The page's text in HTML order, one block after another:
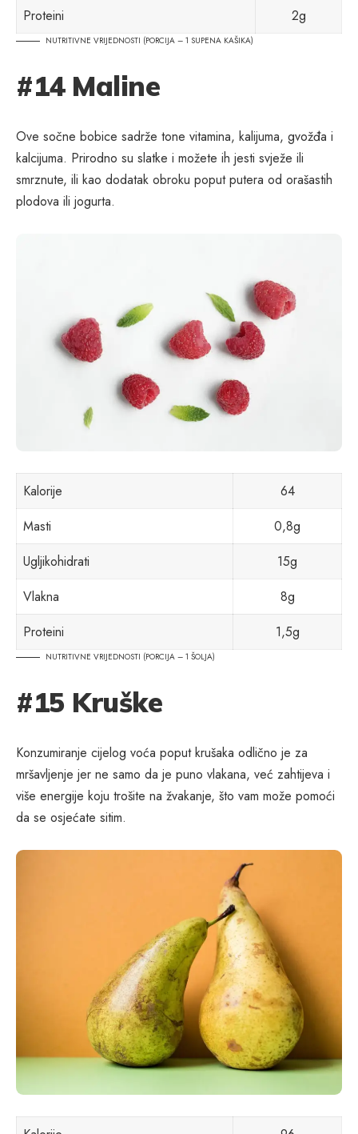
Proteini
2g
NUTRITIVNE VRIJEDNOSTI (PORCIJA – 1 SUPENA KAŠIKA)
#14 Maline
Ove sočne bobice sadrže tone vitamina, kalijuma, gvožđa i
kalcijuma. Prirodno su slatke i možete ih jesti svježe ili
smrznute, ili kao dodatak obroku poput putera od orašastih
plodova ili jogurta.
Kalorije
64
Masti
0,8g
Ugljikohidrati
15g
Vlakna
8g
Proteini
1,5g
NUTRITIVNE VRIJEDNOSTI (PORCIJA – 1 ŠOLJA)
#15 Kruške
Konzumiranje cijelog voća poput krušaka odlično je za
mršavljenje jer ne samo da je puno vlakana, već zahtijeva i
više energije koju trošite na žvakanje, što vam može pomoći
da se osjećate sitim.